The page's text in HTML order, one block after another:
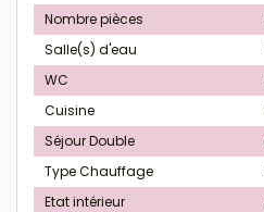
Nombre pièces
Salle(s) d'eau
WC
Cuisine
Séjour Double
Type Chauffage
Etat intérieur